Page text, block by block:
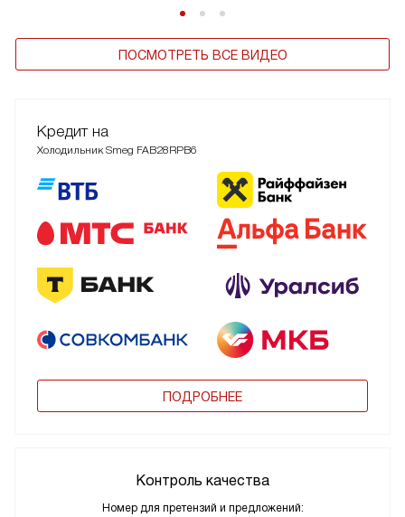
ПОСМОТРЕТЬ ВСЕ ВИДЕО
Кредит на
Холодильник Smeg FAB28RPB6
ПОДРОБНЕЕ
Контроль качества
Номер для претензий и предложений: